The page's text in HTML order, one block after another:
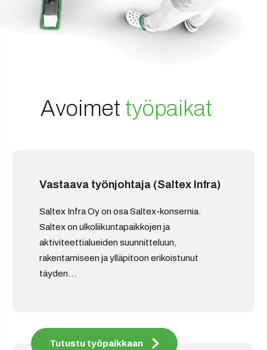
Avoimet työpaikat
Vastaava työnjohtaja (Saltex Infra)
Saltex Infra Oy on osa Saltex-konsernia.
Saltex on ulkoliikuntapaikkojen ja
aktiviteettialueiden suunnitteluun,
rakentamiseen ja ylläpitoon erikoistunut
täyden...
Tutustu työpaikkaan